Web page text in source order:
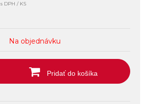
s DPH / KS
Na objednávku
Pridať do košíka